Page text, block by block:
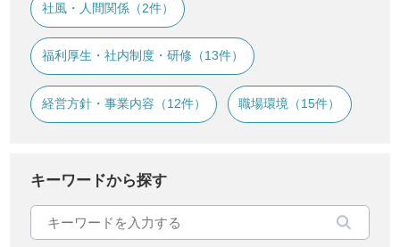
社風・人間関係（2件）
福利厚生・社内制度・研修（13件）
経営方針・事業内容（12件） 職場環境（15件）
キーワードから探す